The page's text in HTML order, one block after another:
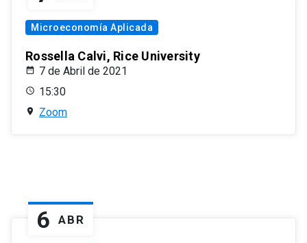
Microeconomía Aplicada
Rossella Calvi, Rice University
7 de Abril de 2021
15:30
Zoom
6 ABR